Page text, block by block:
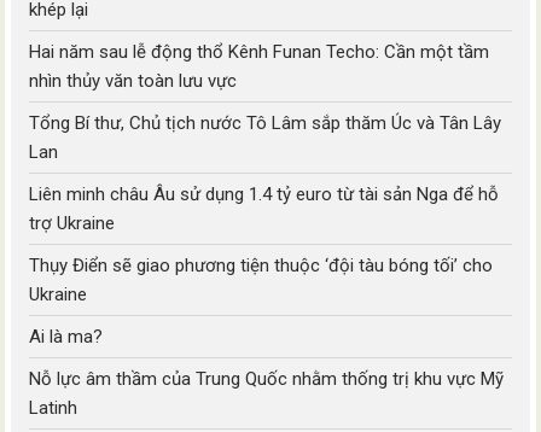
khép lại
Hai năm sau lễ động thổ Kênh Funan Techo: Cần một tầm
nhìn thủy văn toàn lưu vực
Tổng Bí thư, Chủ tịch nước Tô Lâm sắp thăm Úc và Tân Lây
Lan
Liên minh châu Âu sử dụng 1.4 tỷ euro từ tài sản Nga để hỗ
trợ Ukraine
Thụy Điển sẽ giao phương tiện thuộc ‘đội tàu bóng tối’ cho
Ukraine
Ai là ma?
Nỗ lực âm thầm của Trung Quốc nhằm thống trị khu vực Mỹ
Latinh